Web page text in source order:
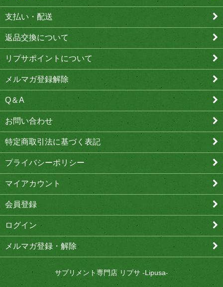
支払い・配送
返品交換について
リプサポイントについて
メルマガ登録解除
Q＆A
お問い合わせ
特定商取引法に基づく表記
プライバシーポリシー
マイアカウント
会員登録
ログイン
メルマガ登録・解除
サプリメント専門店 リプサ -Lipusa-